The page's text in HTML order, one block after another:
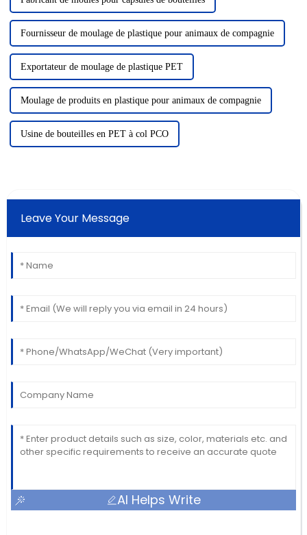
Fournisseur de moulage de plastique pour animaux de compagnie
Exportateur de moulage de plastique PET
Moulage de produits en plastique pour animaux de compagnie
Usine de bouteilles en PET à col PCO
Leave Your Message
AI Helps Write